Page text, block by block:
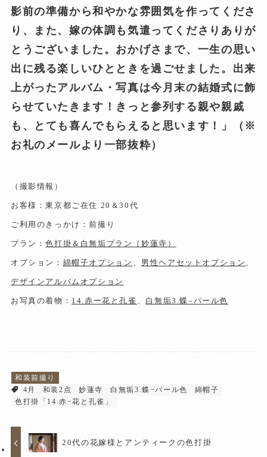
影前の準備から和やかな雰囲気を作ってくださ
り、また、嫁の体調も気遣ってくださりありが
とうございました。おかげさまで、一生の思い
出に残る楽しいひとときを過ごせました。出来
上がったアルバム・写真は今月末の結婚式に飾
らせていたきます！きっと参列する親や親戚
も、とても喜んでもらえると思います！
」（※
お礼のメールより一部抜粋）
（撮影情報）
お客様：東京都ご在住 20＆30代
ご利用のきっかけ：前撮り
プラン：色打掛＆白無垢プラン（妙蓮寺）
オプション： 綿帽子オプション 男性ヘアセットオプション
デザインアルバムオプション
お写真の着物： 14.赤ー花と孔雀 白無垢3.蝶–パール色
和装前撮り
4月
和装2点 妙蓮寺 白無垢3.蝶−パール色
綿帽子
色打掛「14.赤−花と孔雀」
20代の花嫁様とアンティークの色打掛